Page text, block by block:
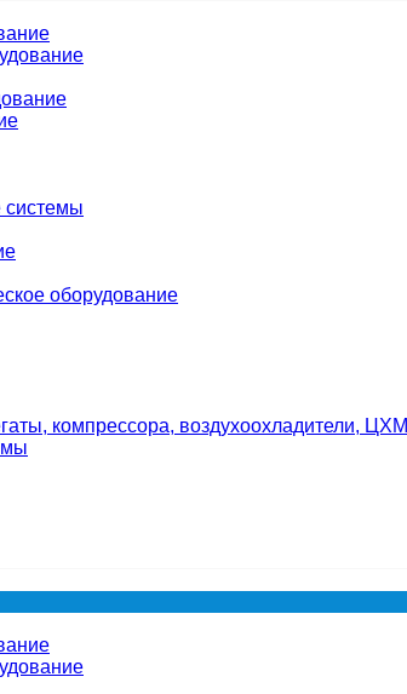
системы
оборудование
компрессора, воздухоохладители, ЦХМ